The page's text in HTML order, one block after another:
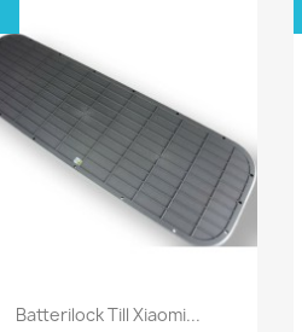
Snabbvy
Batterilock Till Xiaomi...